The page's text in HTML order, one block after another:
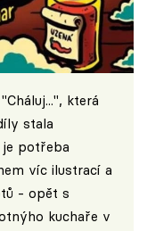
která
stala
potřeba
víc ilustrací a
- opět s
kuchaře v